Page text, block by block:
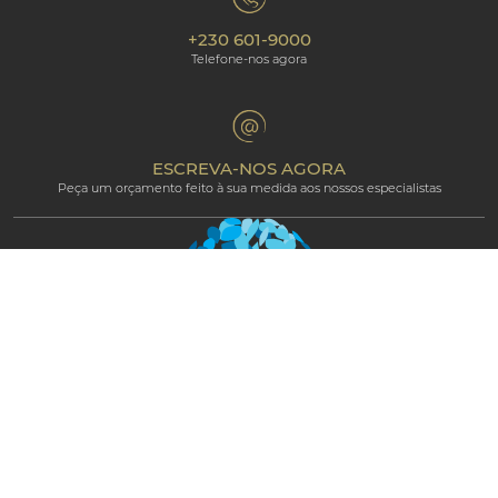
Os nossos hotéis
Programa de afiliados
Responsabilidade Ambiental
The Art of Beautiful
Beachcomber Magazine
Área Profissional
Política de Cookies
Termos e condições
+230 601-9000
Telefone-nos agora
ESCREVA-NOS AGORA
Peça um orçamento feito à sua medida aos nossos especialistas